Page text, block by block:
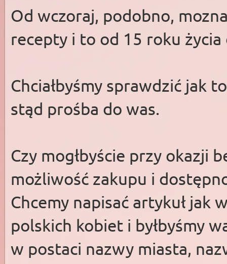
Od wczoraj, podobno,
recepty i to od 15 roku życia
Chciałbyśmy sprawdzić jak
stąd prośba do was.
Czy mogłbyście przy okazji
możliwość zakupu i
Chcemy napisać artykuł jak
polskich kobiet i byłbyśmy
w postaci nazwy miasta,